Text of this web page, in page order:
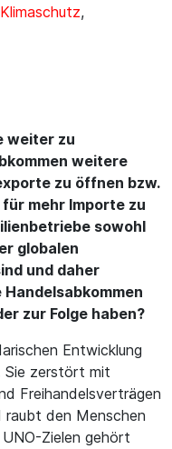
Klimaschutz,
weiter zu
weitere
zu öffnen bzw.
mehr Importe zu
sowohl
globalen
und daher
zur Folge haben?
Entwicklung
Sie zerstört mit
Freihandelsverträgen
den Menschen
Zielen gehört